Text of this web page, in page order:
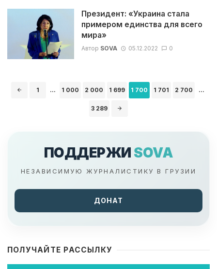
Президент: «Украина стала
примером единства для всего
мира»
Автор SOVA 05.12.2022 0
Навигация
1 ... 1 000 2 000 1 699 1 700 1 701 2 700 ...
3 289
ПОДДЕРЖИ SOVA
НЕЗАВИСИМУЮ ЖУРНАЛИСТИКУ В ГРУЗИИ
ДОНАТ
ПОЛУЧАЙТЕ РАССЫЛКУ